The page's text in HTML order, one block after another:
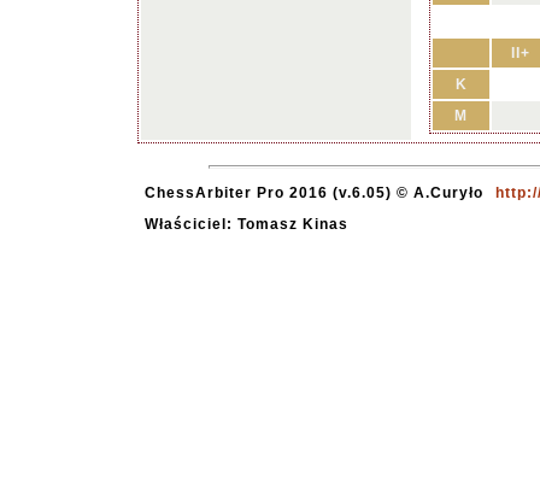
II+
K
M
ChessArbiter Pro 2016 (v.6.05) © A.Curyło
Właściciel: Tomasz Kinas